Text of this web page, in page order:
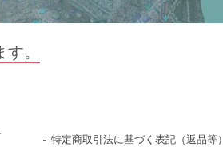
。
特定商取引法に基づく表記（返品等）